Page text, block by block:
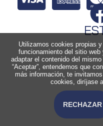
Utilizamos cookies propias
funcionamiento del sitio
adaptar el contenido del
“Aceptar”, entendemos que
más información, te
cookies, diríjase
RECHAZAR